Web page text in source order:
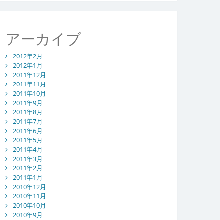
アーカイブ
2012年2月
2012年1月
2011年12月
2011年11月
2011年10月
2011年9月
2011年8月
2011年7月
2011年6月
2011年5月
2011年4月
2011年3月
2011年2月
2011年1月
2010年12月
2010年11月
2010年10月
2010年9月